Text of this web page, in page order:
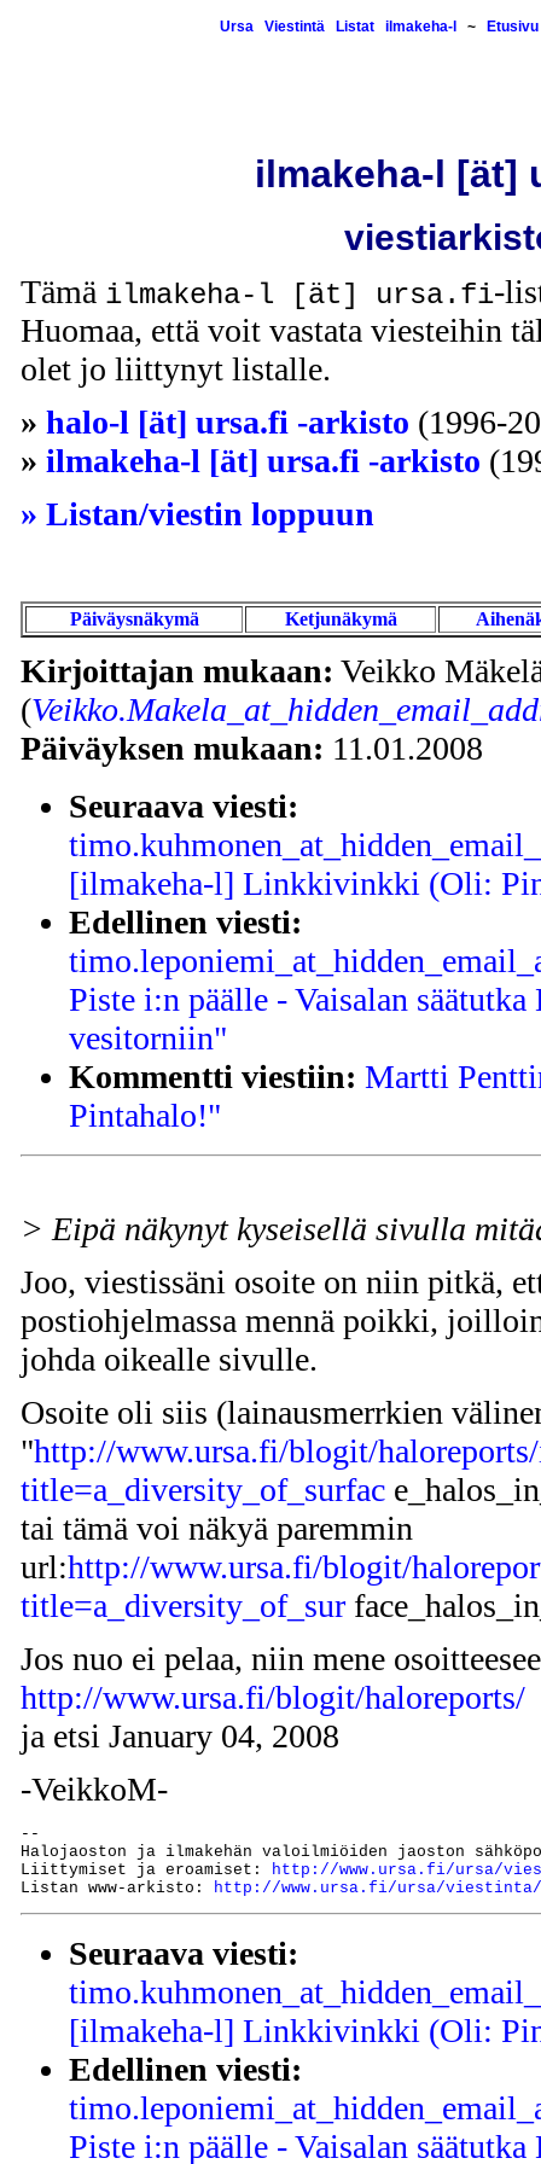
Ursa Viestintä Listat ilmakeha-l ~ Etusivu
ilmakeha-l [ät]
Tämä ilmakeha-l [ät] ursa.fi-
Huomaa, että voit vastata viesteihin
olet jo liittynyt listalle.
» halo-l [ät] ursa.fi -arkisto (1996-
» ilmakeha-l [ät] ursa.fi -arkisto
» Listan/viestin loppuun
Päiväysnäkymä Ketjunäkymä
Kirjoittajan mukaan: Veikko
(
Päiväyksen mukaan: 11.01.2008
Seuraava viesti:
[ilmakeha-l] Linkkivinkki (Oli:
Edellinen viesti:
Piste i:n päälle - Vaisalan säätutka
vesitorniin"
Kommentti viestiin: Martti
Pintahalo!"
> Eipä näkynyt kyseisellä sivulla
Joo, viestissäni osoite on niin pitkä,
postiohjelmassa mennä poikki,
johda oikealle sivulle.
Osoite oli siis (lainausmerrkien
"http://www.ursa.fi/blogit/
title=a_diversity_of_surfac
tai tämä voi näkyä paremmin
url:http://www.ursa.fi/blogit/
title=a_diversity_of_sur
Jos nuo ei pelaa, niin mene
http://www.ursa.fi/blogit/haloreports/
ja etsi January 04, 2008
-VeikkoM-
--
Halojaoston ja ilmakehän valoilmiöiden jaoston
Liittymiset ja eroamiset:
http://www.ursa.fi/ursa/
Listan www-arkisto:
http://www.ursa.fi/ursa/viestinta/
Seuraava viesti:
[ilmakeha-l] Linkkivinkki (Oli:
Edellinen viesti:
Piste i:n päälle - Vaisalan säätutka